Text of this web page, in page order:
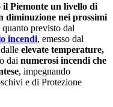
Piemonte un livello di
diminuzione nei prossimi
quanto previsto dal
incendi, emesso dal
elevate temperature,
dai numerosi incendi che
, impegnando
e di Protezione